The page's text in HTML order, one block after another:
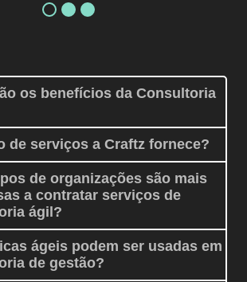
os benefícios da Consultoria
de serviços a Craftz fornece?
de organizações são mais
a contratar serviços de
ágil?
ágeis podem ser usadas em
de gestão?